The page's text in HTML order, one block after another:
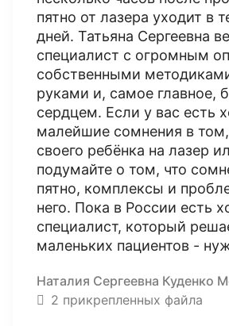
пятно от лазера уходит в
дней. Татьяна Сергеевна
специалист с огромным
собственными
руками и, самое главное,
сердцем. Если у вас есть
малейшие сомнения в том,
своего ребёнка на лазер
подумайте о том, что
пятно, комплексы и
него. Пока в России есть
специалист, который
маленьких пациентов -
Наталия Сергеевна Куденко
2 прикрепленных файла